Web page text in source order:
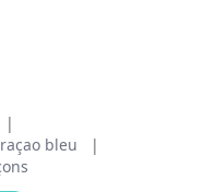
|
bleu
|